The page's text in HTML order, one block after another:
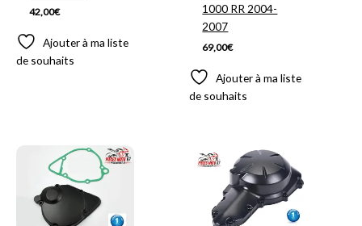
42,00€
Ajouter à ma liste
de souhaits
1000 RR 2004-
2007
69,00€
Ajouter à ma liste
de souhaits